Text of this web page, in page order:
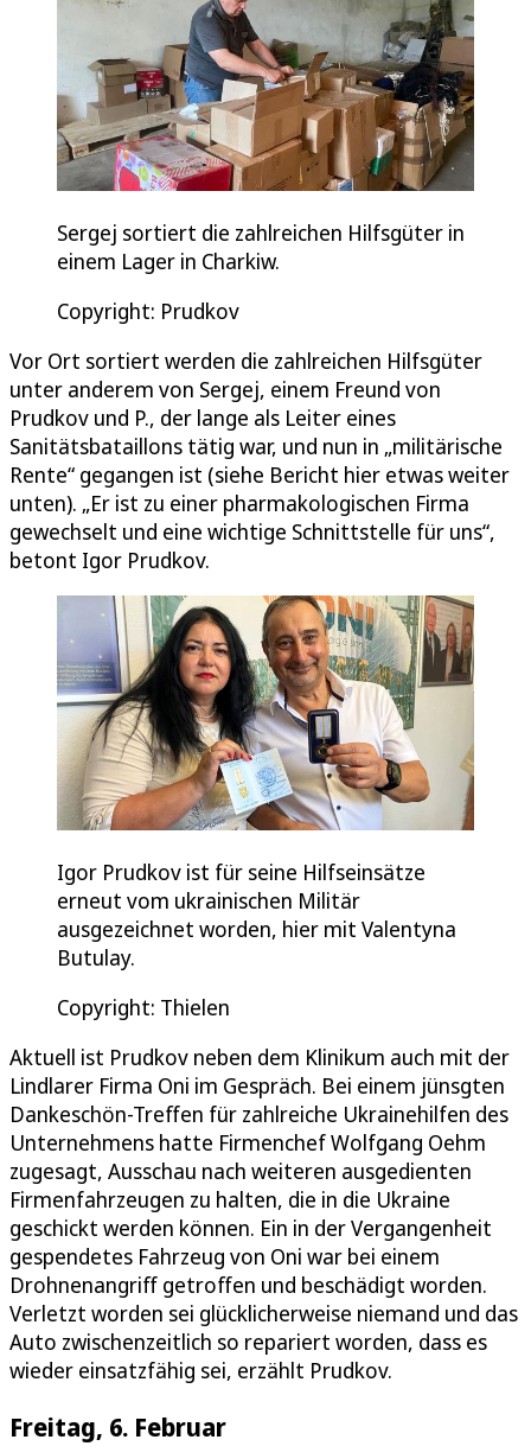
Sergej sortiert die zahlreichen Hilfsgüter in
einem Lager in Charkiw.
Copyright: Prudkov
Vor Ort sortiert werden die zahlreichen Hilfsgüter
unter anderem von Sergej, einem Freund von
Prudkov und P., der lange als Leiter eines
Sanitätsbataillons tätig war, und nun in „militärische
Rente“ gegangen ist (siehe Bericht hier etwas weiter
unten). „Er ist zu einer pharmakologischen Firma
gewechselt und eine wichtige Schnittstelle für uns“,
betont Igor Prudkov.
Igor Prudkov ist für seine Hilfseinsätze
erneut vom ukrainischen Militär
ausgezeichnet worden, hier mit Valentyna
Butulay.
Copyright: Thielen
Aktuell ist Prudkov neben dem Klinikum auch mit der
Lindlarer Firma Oni im Gespräch. Bei einem jünsgten
Dankeschön-Treffen für zahlreiche Ukrainehilfen des
Unternehmens hatte Firmenchef Wolfgang Oehm
zugesagt, Ausschau nach weiteren ausgedienten
Firmenfahrzeugen zu halten, die in die Ukraine
geschickt werden können. Ein in der Vergangenheit
gespendetes Fahrzeug von Oni war bei einem
Drohnenangriff getroffen und beschädigt worden.
Verletzt worden sei glücklicherweise niemand und das
Auto zwischenzeitlich so repariert worden, dass es
wieder einsatzfähig sei, erzählt Prudkov.
Freitag, 6. Februar